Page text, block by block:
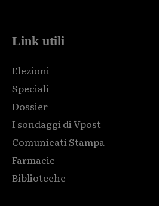
Link utili
Elezioni
Speciali
Dossier
I sondaggi di Vpost
Comunicati Stampa
Farmacie
Biblioteche